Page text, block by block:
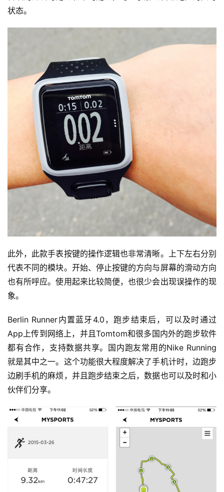
比
察
状态。
此外，此款手表按键的操作逻辑也非常清晰。上下左右分别
代表不同的模块。开始、停止按键的方向与屏幕的滑动方向
也有所呼应。使用起来比较简便，也很少会出现误操作的现
象。
Berlin Runner内置蓝牙4.0，跑步结束后，可以及时通过
App上传到网络上，并且Tomtom和很多国内外的跑步软件
都有合作，支持数据共享。国内跑友常用的Nike Running
就是其中之一。这个功能很大程度解决了手机计时，边跑步
边刷手机的麻烦，并且跑步结束之后，数据也可以及时和小
伙伴们分享。